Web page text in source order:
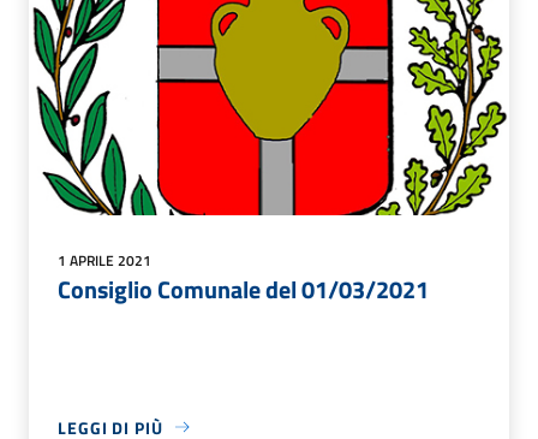
1 APRILE 2021
Consiglio Comunale del 01/03/2021
LEGGI DI PIÙ